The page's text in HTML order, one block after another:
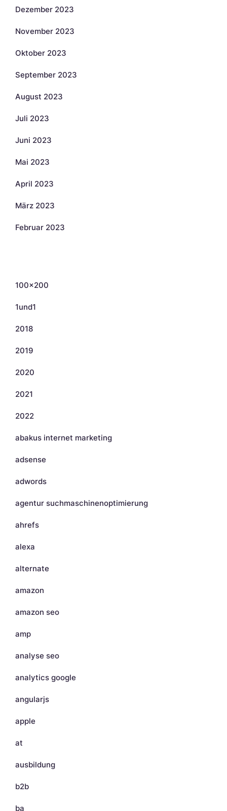
Dezember 2023
November 2023
Oktober 2023
September 2023
August 2023
Juli 2023
Juni 2023
Mai 2023
April 2023
März 2023
Februar 2023
100×200
1und1
2018
2019
2020
2021
2022
abakus internet marketing
adsense
adwords
agentur suchmaschinenoptimierung
ahrefs
alexa
alternate
amazon
amazon seo
amp
analyse seo
analytics google
angularjs
apple
at
ausbildung
b2b
ba